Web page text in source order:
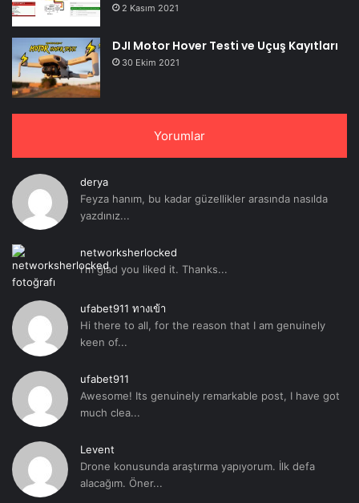
2 Kasım 2021
DJI Motor Hover Testi ve Uçuş Kayıtları
30 Ekim 2021
Yorumlar
derya
Feyza hanım, bu kadar güzellikler arasında nasılda
yazdınız...
networksherlocked
I'm glad you liked it. Thanks...
ufabet911 ทางเข้า
Hi there to all, for the reason that I am genuinely
keen of...
ufabet911
Awesome! Its genuinely remarkable post, I have got
much clea...
Levent
Drone konusunda araştırma yapıyorum. İlk defa
alacağım. Öner...